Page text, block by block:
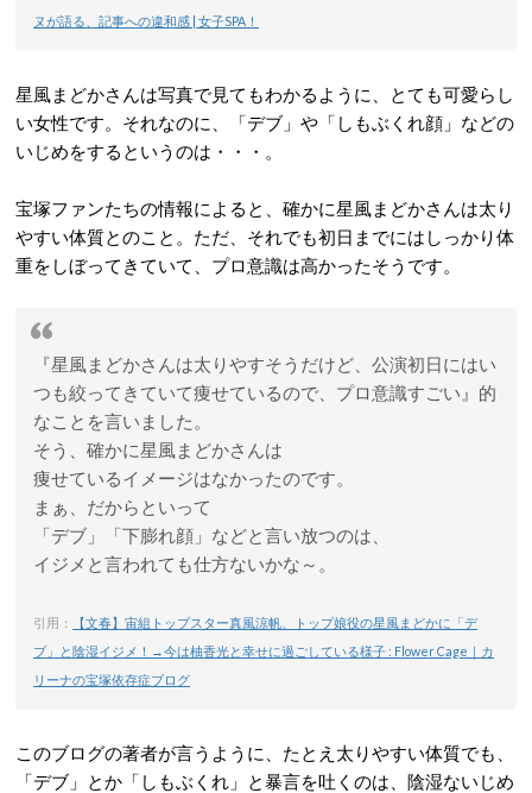
ヌが語る、記事への違和感 | 女子SPA！
星風まどかさんは写真で見てもわかるように、とても可愛らし
い女性です。それなのに、「デブ」や「しもぶくれ顔」などの
いじめをするというのは・・・。
宝塚ファンたちの情報によると、確かに星風まどかさんは太り
やすい体質とのこと。ただ、それでも初日までにはしっかり体
重をしぼってきていて、プロ意識は高かったそうです。
『星風まどかさんは太りやすそうだけど、公演初日にはい
つも絞ってきていて痩せているので、プロ意識すごい』的
なことを言いました。
そう、確かに星風まどかさんは
痩せているイメージはなかったのです。
まぁ、だからといって
「デブ」「下膨れ顔」などと言い放つのは、
イジメと言われても仕方ないかな～。
引用：
【文春】宙組トップスター真風涼帆、トップ娘役の星風まどかに「デ
ブ」と陰湿イジメ！→今は柚香光と幸せに過ごしている様子 : Flower Cage｜カ
リーナの宝塚依存症ブログ
このブログの著者が言うように、たとえ太りやすい体質でも、
「デブ」とか「しもぶくれ」と暴言を吐くのは、陰湿ないじめ